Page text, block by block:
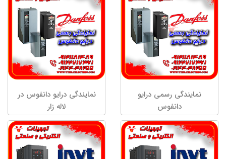
نمایندگی رسمی درایو
دانفوس
نمایندگی درایو دانفوس در
لاله زار